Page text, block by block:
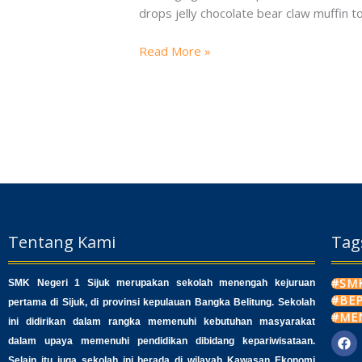
drops jelly chocolate bear claw muffin
lot
Personality
Read More »
Tentang Kami
SMK Negeri 1 Sijuk merupakan sekolah menengah kejuruan
pertama di Sijuk, di provinsi kepulauan Bangka Belitung. Sekolah
ini didirikan dalam rangka memenuhi kebutuhan masyarakat
dalam upaya memenuhi pendidikan dibidang kepariwisataan.
F